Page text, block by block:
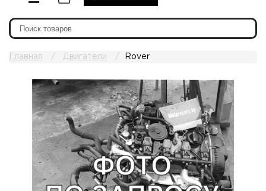
Главная Двигатели Rover